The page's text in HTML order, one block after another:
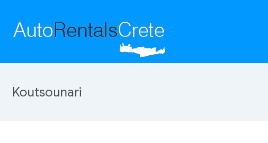
Koutsounari